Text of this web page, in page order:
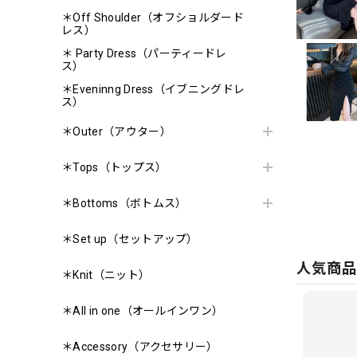
＊Off Shoulder（オフショルダード
レス）
＊ Party Dress（パーティードレ
ス）
＊Eveninng Dress（イブニングドレ
ス）
＊Outer（アウター）
＊Tops（トップス）
＊Bottoms（ボトムス）
＊Set up（セットアップ）
＊Knit（ニット）
＊All in one（オールインワン）
＊Accessory（アクセサリー）
人気商品